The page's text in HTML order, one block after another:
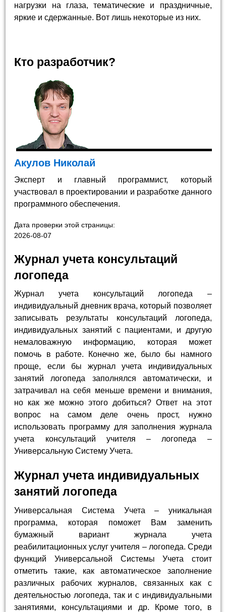
нагрузки на глаза, тематические и праздничные,
яркие и сдержанные. Вот лишь некоторые из них.
Кто разработчик?
Акулов Николай
Эксперт и главный программист, который
участвовал в проектировании и разработке данного
программного обеспечения.
Дата проверки этой страницы:
2026-08-07
Журнал учета консультаций
логопеда
Журнал учета консультаций логопеда –
индивидуальный дневник врача, который позволяет
записывать результаты консультаций логопеда,
индивидуальных занятий с пациентами, и другую
немаловажную информацию, которая может
помочь в работе. Конечно же, было бы намного
проще, если бы журнал учета индивидуальных
занятий логопеда заполнялся автоматически, и
затрачивал на себя меньше времени и внимания,
но как же можно этого добиться? Ответ на этот
вопрос на самом деле очень прост, нужно
использовать программу для заполнения журнала
учета консультаций учителя – логопеда –
Универсальную Систему Учета.
Журнал учета индивидуальных
занятий логопеда
Универсальная Система Учета – уникальная
программа, которая поможет Вам заменить
бумажный вариант журнала учета
реабилитационных услуг учителя – логопеда. Среди
функций Универсальной Системы Учета стоит
отметить такие, как автоматическое заполнение
различных рабочих журналов, связанных как с
деятельностью логопеда, так и с индивидуальными
занятиями, консультациями и др. Кроме того, в